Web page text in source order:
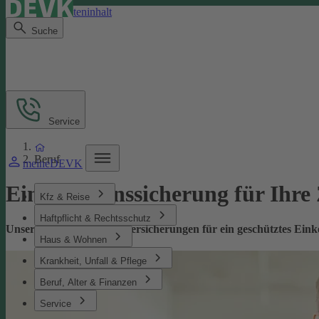
Direkt zum Seiteninhalt
Suche
meineDEVK
Kfz & Reise
Haftpflicht & Rechtsschutz
Haus & Wohnen
Krankheit, Unfall & Pflege
Beruf, Alter & Finanzen
Service
Service
Beruf
Einkommenssicherung für
Unsere leistungsstarken Versicherungen für ein geschütztes